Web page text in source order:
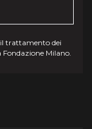
il trattamento dei
Milano.